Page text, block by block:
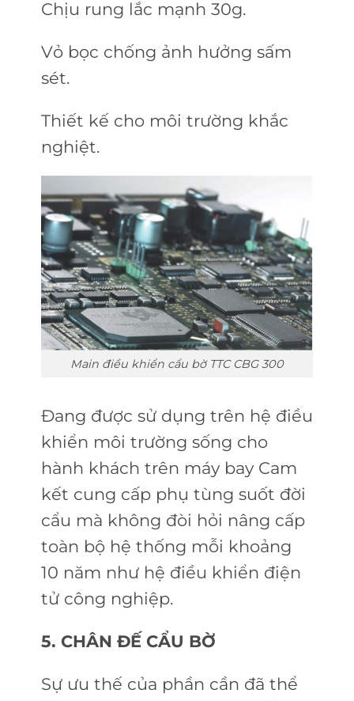
Chịu rung lắc mạnh 30g.
Vỏ bọc chống ảnh hưởng sấm
sét.
Thiết kế cho môi trường khắc
nghiệt.
Main điều khiển cẩu bờ TTC CBG 300
Đang được sử dụng trên hệ điều
khiển môi trường sống cho
hành khách trên máy bay Cam
kết cung cấp phụ tùng suốt đời
cẩu mà không đòi hỏi nâng cấp
toàn bộ hệ thống mỗi khoảng
10 năm như hệ điều khiển điện
tử công nghiệp.
5. CHÂN ĐẾ CẨU BỜ
Sự ưu thế của phần cần đã thể